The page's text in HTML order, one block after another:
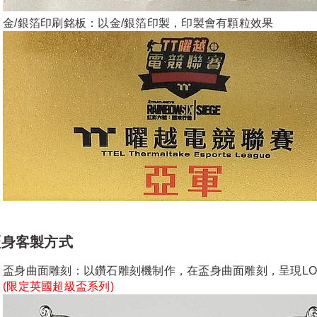
金/銀箔印刷銘板：以金/銀箔印製，印製會有顆粒效果
客製方式
盃身曲面雕刻：以鑽石雕刻機制作，在盃身曲面雕刻，呈現
(限定英國超級盃系列 )